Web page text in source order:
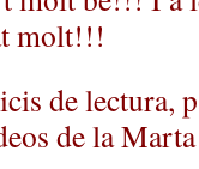
molt!!!
de lectura,
de la